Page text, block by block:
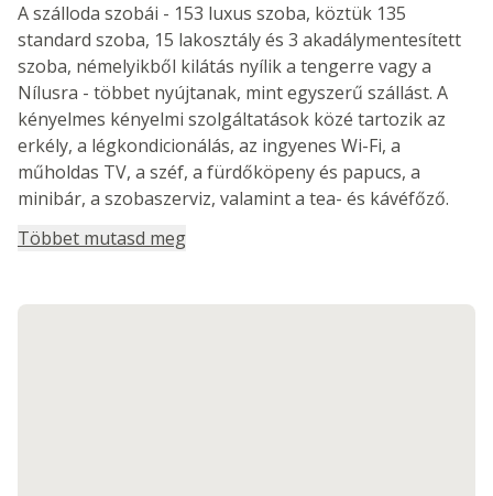
A szálloda szobái - 153 luxus szoba, köztük 135
standard szoba, 15 lakosztály és 3 akadálymentesített
szoba, némelyikből kilátás nyílik a tengerre vagy a
Nílusra - többet nyújtanak, mint egyszerű szállást. A
kényelmes kényelmi szolgáltatások közé tartozik az
erkély, a légkondicionálás, az ingyenes Wi-Fi, a
műholdas TV, a széf, a fürdőköpeny és papucs, a
minibár, a szobaszerviz, valamint a tea- és kávéfőző.
Többet mutasd meg